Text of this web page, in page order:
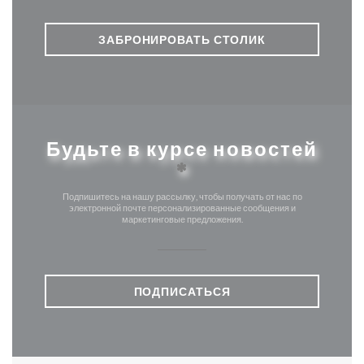
ЗАБРОНИРОВАТЬ СТОЛИК
Будьте в курсе новостей
*
Подпишитесь на нашу рассылку, чтобы получать от нас по
электронной почте персонализированные сообщения и
маркетинговые предложения.
ПОДПИСАТЬСЯ